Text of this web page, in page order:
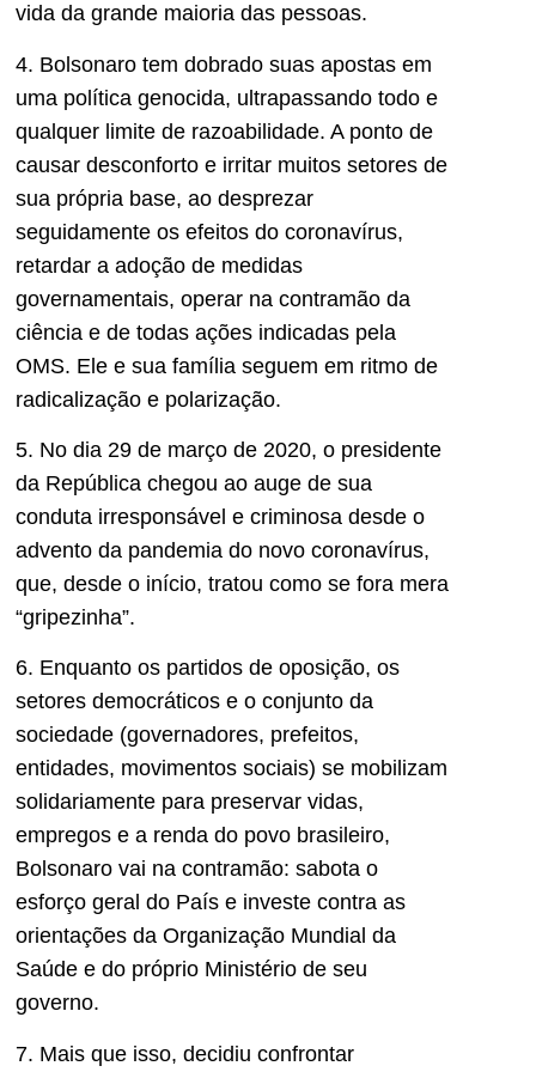
vida da grande maioria das pessoas.
4. Bolsonaro tem dobrado suas apostas em
uma política genocida, ultrapassando todo e
qualquer limite de razoabilidade. A ponto de
causar desconforto e irritar muitos setores de
sua própria base, ao desprezar
seguidamente os efeitos do coronavírus,
retardar a adoção de medidas
governamentais, operar na contramão da
ciência e de todas ações indicadas pela
OMS. Ele e sua família seguem em ritmo de
radicalização e polarização.
5. No dia 29 de março de 2020, o presidente
da República chegou ao auge de sua
conduta irresponsável e criminosa desde o
advento da pandemia do novo coronavírus,
que, desde o início, tratou como se fora mera
“gripezinha”.
6. Enquanto os partidos de oposição, os
setores democráticos e o conjunto da
sociedade (governadores, prefeitos,
entidades, movimentos sociais) se mobilizam
solidariamente para preservar vidas,
empregos e a renda do povo brasileiro,
Bolsonaro vai na contramão: sabota o
esforço geral do País e investe contra as
orientações da Organização Mundial da
Saúde e do próprio Ministério de seu
governo.
7. Mais que isso, decidiu confrontar